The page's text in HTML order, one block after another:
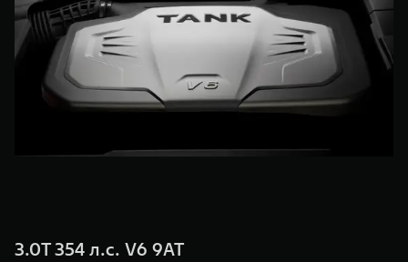
TANK Финансы
Корпоративным клиентам
TANK ФИНАНСЫ
Сервис
Специальные предложения
Моторные масла
3.0T 354 л.с. V6 9AT